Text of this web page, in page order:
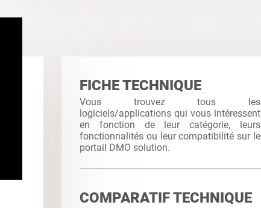
FICHE TECHNIQUE
Vous trouvez tous les
logiciels/applications qui vous intéressent
en fonction de leur catégorie, leurs
fonctionnalités ou leur compatibilité sur le
portail DMO solution.
COMPARATIF TECHNIQUE